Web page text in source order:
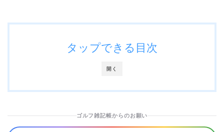
開く
タップできる目次
ゴルフ雑記帳からのお願い